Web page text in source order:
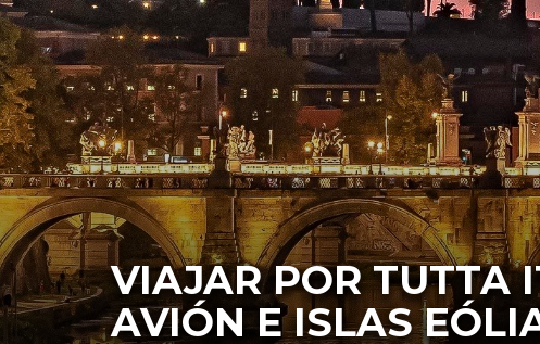
VIAJAR POR TUTTA
AVIÓN E ISLAS